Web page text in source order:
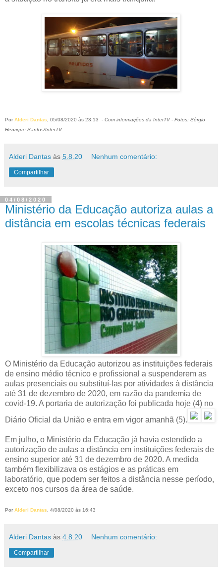
Por Alderi Dantas , 05/08/2020 às 23:13 - Com informações da InterTV- Fotos: Sérgio
Henrique Santos/InterTV
Alderi Dantas às 5.8.20 Nenhum comentário:
Compartilhar
04/08/2020
Ministério da Educação autoriza aulas a
distância em escolas técnicas federais
O Ministério da Educação autorizou as instituições federais
de ensino médio técnico e profissional a suspenderem as
aulas presenciais ou substituí-las por atividades à distância
até 31 de dezembro de 2020, em razão da pandemia de
covid-19. A portaria de autorização foi publicada hoje (4) no
Diário Oficial da União e entra em vigor amanhã (5).
Em julho, o Ministério da Educação já havia estendido a
autorização de aulas a distância em instituições federais de
ensino superior até 31 de dezembro de 2020. A medida
também flexibilizava os estágios e as práticas em
laboratório, que podem ser feitos a distância nesse período,
exceto nos cursos da área de saúde.
Por Alderi Dantas , 4/08/2020 às 16:43
Alderi Dantas às 4.8.20 Nenhum comentário:
Compartilhar